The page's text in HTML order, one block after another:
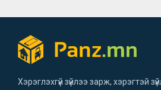
Хэрэглэхгүй зүйлээ зарж, хэрэгтэй